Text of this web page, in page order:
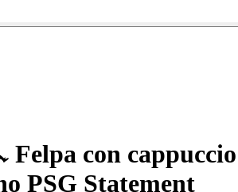
Felpa con cappuccio
PSG Statement